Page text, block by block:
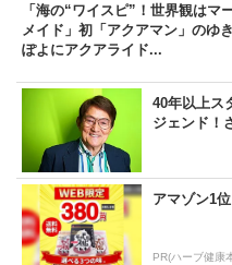
「海の“ワイスピ”！世界観はマ
メイド」初「アクアマン」のゆき
ぽよにアクアライド...
40年以上ス
ジェンド！
アマゾン1
PR(ハーブ健康